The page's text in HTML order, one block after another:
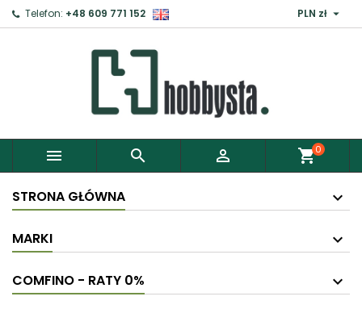
Telefon: +48 609 771 152 PLN zł 
   shopping_cart0
STRONA GŁÓWNA
MARKI
COMFINO - RATY 0%